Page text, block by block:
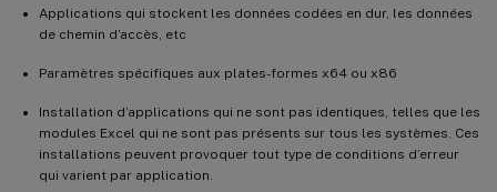
Applications qui stockent les données codées en dur, les données
de chemin d’accès, etc
Paramètres spécifiques aux plates-formes x64 ou x86
Installation d’applications qui ne sont pas identiques, telles que les
modules Excel qui ne sont pas présents sur tous les systèmes. Ces
installations peuvent provoquer tout type de conditions d’erreur
qui varient par application.